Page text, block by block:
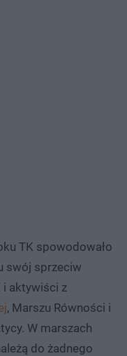
TK spowodowało
swój sprzeciw
i aktywiści z
, Marszu Równości i
W marszach
do żadnego